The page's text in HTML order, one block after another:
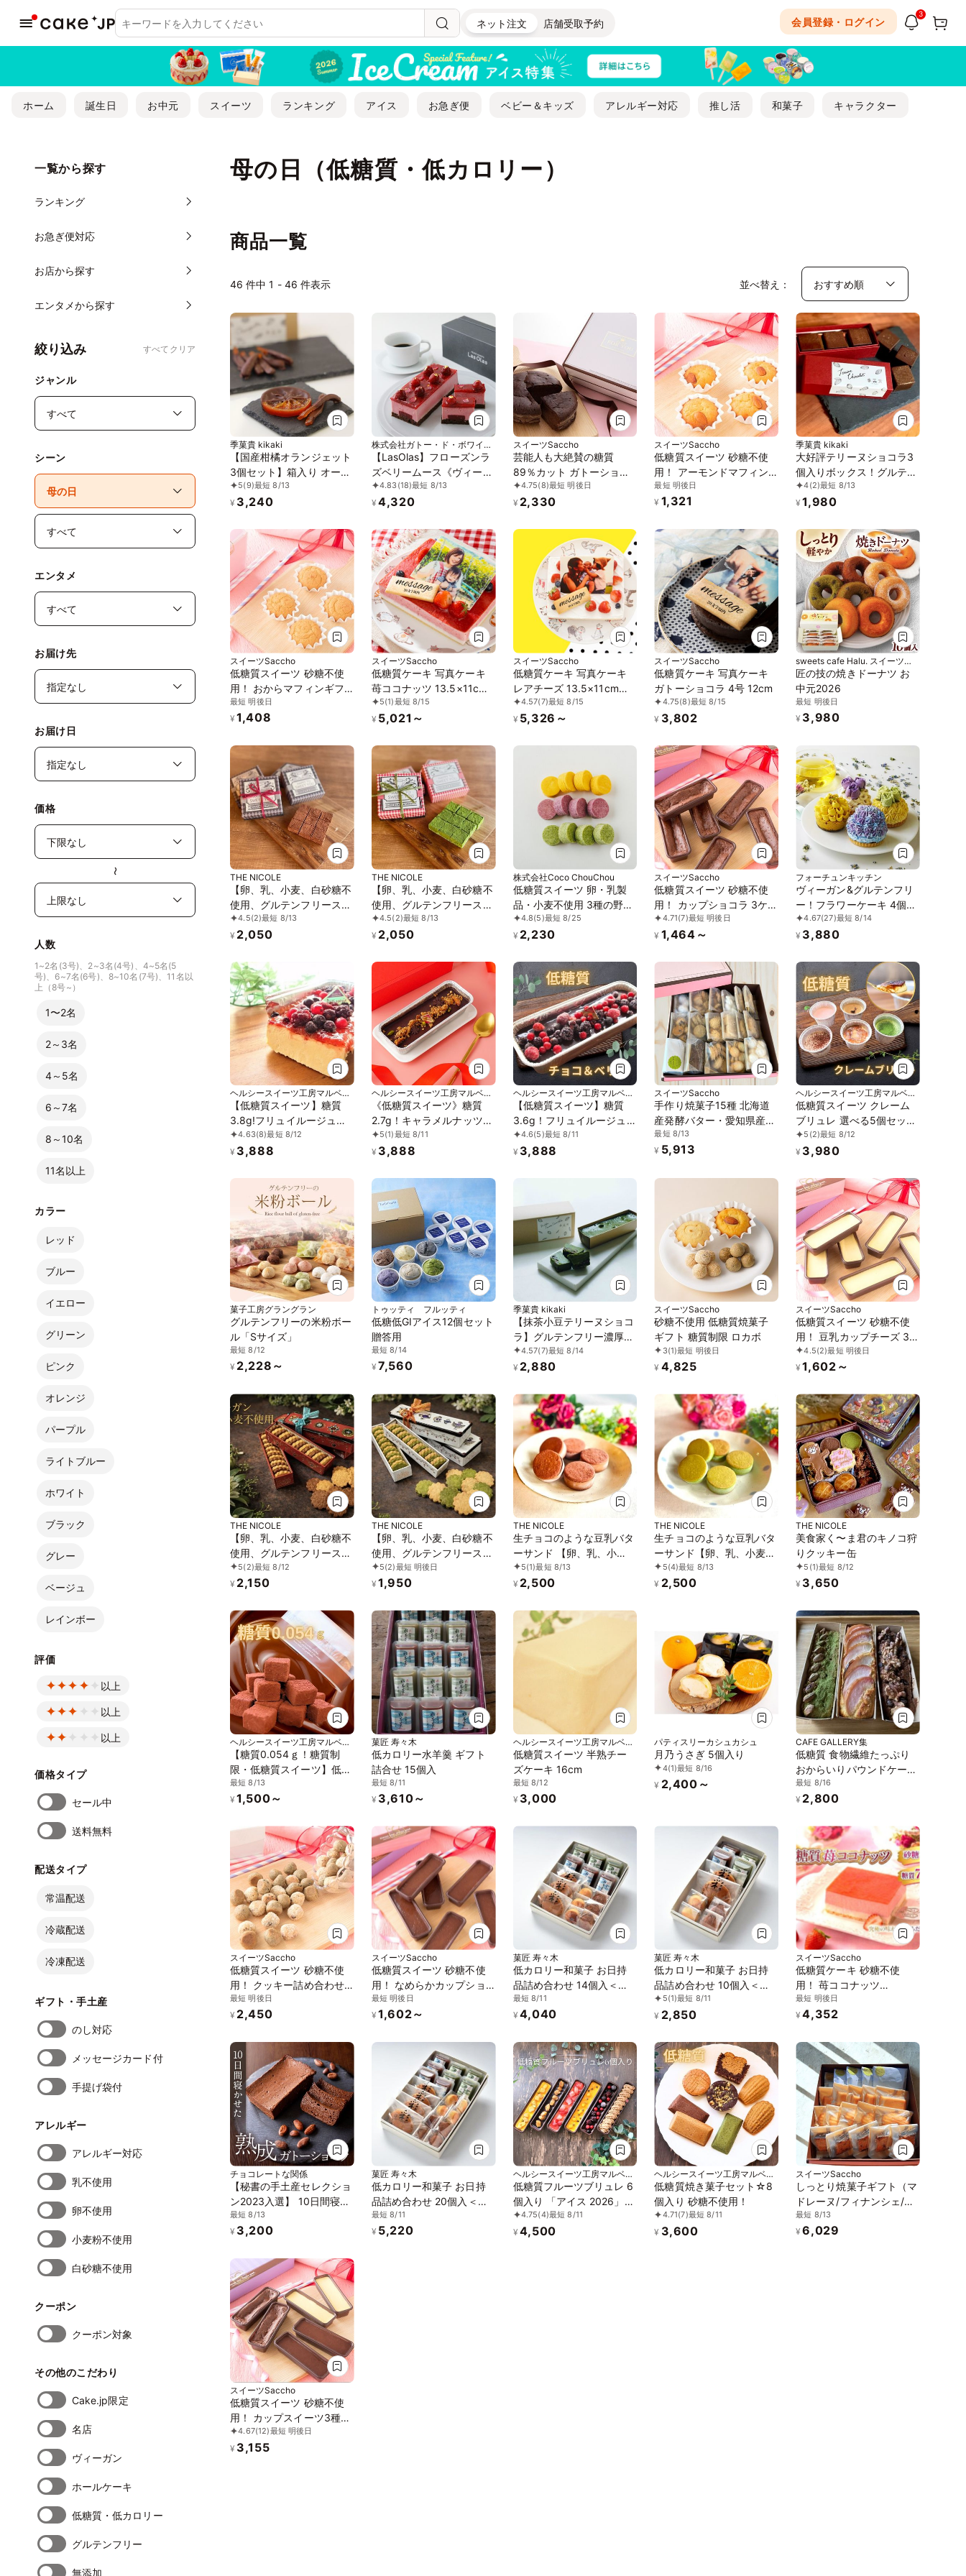
ネット注文 店舗受取予約 会員登録・ログイン
3
ホーム 誕生日 お中元 スイーツ ランキング アイス お急ぎ便 ベビー＆キッズ アレルギー対応 推し活 和菓子 キャラクター
母の日（低糖質・低カロリー）
一覧から探す
ランキング
お急ぎ便対応
お店から探す
エンタメから探す
絞り込み すべてクリア
ジャンル
シーン
エンタメ
お届け先
お届け日
価格
〜
人数
1~2名(3号)、2~3名(4号)、4~5名(5
号)、6~7名(6号)、8~10名(7号)、11名以
上（8号~）
1〜2名
2～3名
4～5名
6～7名
8～10名
11名以上
カラー
レッド
ブルー
イエロー
グリーン
ピンク
オレンジ
パープル
ライトブルー
ホワイト
ブラック
グレー
ベージュ
レインボー
評価
以上
以上
以上
価格タイプ
セール中
送料無料
配送タイプ
常温配送
冷蔵配送
冷凍配送
ギフト・手土産
のし対応
メッセージカード付
手提げ袋付
アレルギー
アレルギー対応
乳不使用
卵不使用
小麦粉不使用
白砂糖不使用
クーポン
クーポン対象
その他のこだわり
Cake.jp限定
名店
ヴィーガン
ホールケーキ
低糖質・低カロリー
グルテンフリー
無添加
商品一覧
46 件中 1 - 46 件表示 並べ替え：
季菓貴 kikaki
【国産柑橘オランジェット
3個セット】箱入り オーガ
ニック・グルテンフリー・
添加物不使用・動物性食品
5(9)最短 8/13
¥ 3,240
株式会社ガトー・ド・ボワイヤ
ージュ ブランドLasolas
【LasOlas】フローズンラ
ズベリームース《ヴィーガ
ンスイーツ》
4.83 (18)最短 8/13
¥ 4,320
スイーツSaccho
芸能人も大絶賛の糖質
89％カット ガトーショコ
ラギフト 砂糖不使用・糖
質制限・ロカボ・低糖質
4.75(8)最短 明後日
¥ 2,330
スイーツSaccho
低糖質スイーツ 砂糖不使
用！ アーモンドマフィン
ギフト 4ケ入り
最短 明後日
¥ 1,321
季菓貴 kikaki
大好評テリーヌショコラ3
個入りボックス！グルテン
フリー・白砂糖不使用
4(2)最短 8/13
¥ 1,980
スイーツSaccho
低糖質スイーツ 砂糖不使
用！ おからマフィンギフ
ト 4ケ入り
最短 明後日
¥ 1,408
スイーツSaccho
低糖質ケーキ 写真ケーキ
苺ココナッツ 13.5×11cm
4.5号
5(1)最短 8/15
¥ 5,021～
スイーツSaccho
低糖質ケーキ 写真ケーキ
レアチーズ 13.5×11cm
4.5号
4.57(7)最短 8/15
¥ 5,326～
スイーツSaccho
低糖質ケーキ 写真ケーキ
ガトーショコラ 4号 12cm
4.75(8)最短 8/15
¥ 3,802
sweets cafe Halu. スイーツカ
フェハル
匠の技の焼きドーナツ お
中元2026
最短 明後日
¥ 3,980
THE NICOLE
【卵、乳、小麦、白砂糖不
使用、グルテンフリースイ
ーツ】ボタニカルショコラ
京豆腐生チョコ 《ヴィー
ケーキ》《無添加》《アレ
ルギー配慮》
4.5(2)最短 8/13
¥ 2,050
THE NICOLE
【卵、乳、小麦、白砂糖不
使用、グルテンフリースイ
ーツ】ボタニカルショコラ
生チョコ 京抹茶 〜京豆腐
ーガンスイーツ・ヴィーガ
ンケーキ》《無添加》《ア
レルギー配慮》
4.5(2)最短 8/13
¥ 2,050
株式会社Coco ChouChou
低糖質スイーツ 卵・乳製
品・小麦不使用 3種の野菜
ボーロ 4個セット《ヴィー
ガンスイーツ》《グルテン
慮》
4.8(5)最短 8/25
¥ 2,230
スイーツSaccho
低糖質スイーツ 砂糖不使
用！ カップショコラ 3ケ入
り4.71(7)最短 明後日
¥ 1,464～
フォーチュンキッチン
ヴィーガン&グルテンフリ
ー！フラワーケーキ 4個セ
ット《ヴィーガンスイー
ツ》
4.67(27)最短 8/14
¥ 3,880
ヘルシースイーツ工房マルベリ
ー【低糖質スイーツ】糖質
3.8g!フリュイルージュの
カタラーナ
4.63(8)最短 8/12
¥ 3,888
ヘルシースイーツ工房マルベリ
ー《低糖質スイーツ》糖質
2.7g！キャラメルナッツの
濃厚ショコラカタラーナ
5(1)最短 8/11
¥ 3,888
ヘルシースイーツ工房マルベリ
ー【低糖質スイーツ】糖質
3.6g！フリュイルージュの
ショコラカタラーナ
4.6(5)最短 8/11
¥ 3,888
スイーツSaccho
手作り焼菓子15種 北海道
産発酵バター・愛知県産小
麦使用 こだわりクッキー
ギフト
最短 8/13
¥ 5,913
ヘルシースイーツ工房マルベリ
ー
低糖質スイーツ クレーム
ブリュレ 選べる5個セット
「アイス 2026」「お中元
2026」
5 (2)最短 8/12
¥ 3,980
菓子工房グラングラン
グルテンフリーの米粉ボー
ル「Sサイズ」
最短 8/12
¥ 2,228～
トゥッティ フルッティ
低糖低GIアイス12個セット
贈答用
最短 8/14
¥ 7,560
季菓貴 kikaki
【抹茶小豆テリーヌショコ
ラ】グルテンフリー濃厚チ
ョコレート焼き菓子
4.57(7)最短 8/14
¥ 2,880
スイーツSaccho
砂糖不使用 低糖質焼菓子
ギフト 糖質制限 ロカボ
3(1)最短 明後日
¥ 4,825
スイーツSaccho
低糖質スイーツ 砂糖不使
用！ 豆乳カップチーズ 3ケ
入り 糖質制限 ロカボ
4.5(2)最短 明後日
¥ 1,602～
THE NICOLE
【卵、乳、小麦、白砂糖不
使用、グルテンフリースイ
ーツ】ボタニカルサブレ
カカオ、黒糖バニラサブレ
ンスイーツ》 《無添加》
《アレルギー配慮》
5(2)最短 8/12
¥ 2,150
THE NICOLE
【卵、乳、小麦、白砂糖不
使用、グルテンフリースイ
ーツ】ボタニカルサブレ
京抹茶、黒糖バニラサブレ
ンスイーツ》《無添加》
《アレルギー配慮》
5(2)最短 明後日
¥ 1,950
THE NICOLE
生チョコのような豆乳バタ
ーサンド 【卵、乳、小
麦、白砂糖不使用、グルテ
ンフリースイーツ】ボタニ
ーガンスイーツ》《無添
加》《アレルギー配慮》
5(1)最短 8/13
¥ 2,500
THE NICOLE
生チョコのような豆乳バタ
ーサンド【卵、乳、小麦、
白砂糖不使用、グルテンフ
リースイーツ】ボタニカル
《アレルギー配慮》
5(4)最短 8/13
¥ 2,500
THE NICOLE
美食家く〜ま君のキノコ狩
りクッキー缶
5 (1)最短 8/12
¥ 3,650
ヘルシースイーツ工房マルベリ
ー【糖質0.054ｇ！糖質制
限・低糖質スイーツ】低糖
質生チョコ 15粒
最短 8/13
¥ 1,500～
菓匠 寿々木
低カロリー水羊羹 ギフト
詰合せ 15個入
最短 8/11
¥ 3,610～
ヘルシースイーツ工房マルベリ
ー
低糖質スイーツ 半熟チー
ズケーキ 16cm
最短 8/12
¥ 3,000
パティスリーカシュカシュ
月乃うさぎ 5個入り
4(1)最短 8/16
¥ 2,400～
CAFE GALLERY集
低糖質 食物繊維たっぷり
おからいりパウンドケーキ
3種セット
最短 8/16
¥ 2,800
スイーツSaccho
低糖質スイーツ 砂糖不使
用！ クッキー詰め合わせ
焼菓子ギフト 糖質制限 ロ
カボ
最短 明後日
¥ 2,450
スイーツSaccho
低糖質スイーツ 砂糖不使
用！ なめらかカップショ
コラ 3ケ入
最短 明後日
¥ 1,602～
菓匠 寿々木
低カロリー和菓子 お日持
品詰め合わせ 14個入＜化
粧箱入り＞ 「お中元・夏
ギフト」
最短 8/11
¥ 4,040
菓匠 寿々木
低カロリー和菓子 お日持
品詰め合わせ 10個入＜化
粧箱入り＞
5(1)最短 8/11
¥ 2,850
スイーツSaccho
低糖質ケーキ 砂糖不使
用！ 苺ココナッツ
13.5×11cm 4.5号 ギフト
最短 明後日
¥ 4,352
チョコレートな関係
【秘書の手土産セレクショ
ン2023入選】 10日間寝か
せた熟成ガトーショコラ
チョコレートな関係
最短 8/13
¥ 3,200
菓匠 寿々木
低カロリー和菓子 お日持
品詰め合わせ 20個入＜化
粧箱入り＞
最短 8/11
¥ 5,220
ヘルシースイーツ工房マルベリ
ー
低糖質フルーツブリュレ 6
個入り 「アイス 2026」
「お中元2026」
4.75(4)最短 8/11
¥ 4,500
ヘルシースイーツ工房マルベリ
ー
低糖質焼き菓子セット☆8
個入り 砂糖不使用！
4.71(7)最短 8/11
¥ 3,600
スイーツSaccho
しっとり焼菓子ギフト（マ
ドレーヌ/フィナンシェ/抹
茶フィナンシェ/フルーツ
パウンド・各5）
最短 8/13
¥ 6,029
スイーツSaccho
低糖質スイーツ 砂糖不使
用！ カップスイーツ3種詰
合せ 6ケ入り
4.67(12)最短 明後日
¥ 3,155